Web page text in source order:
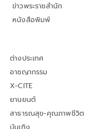
ข่าวพระราชสำนัก
หนังสือพิมพ์
ต่างประเทศ
อาชญากรรม
X-CITE
ยานยนต์
สาธารณสุข-คุณภาพชีวิต